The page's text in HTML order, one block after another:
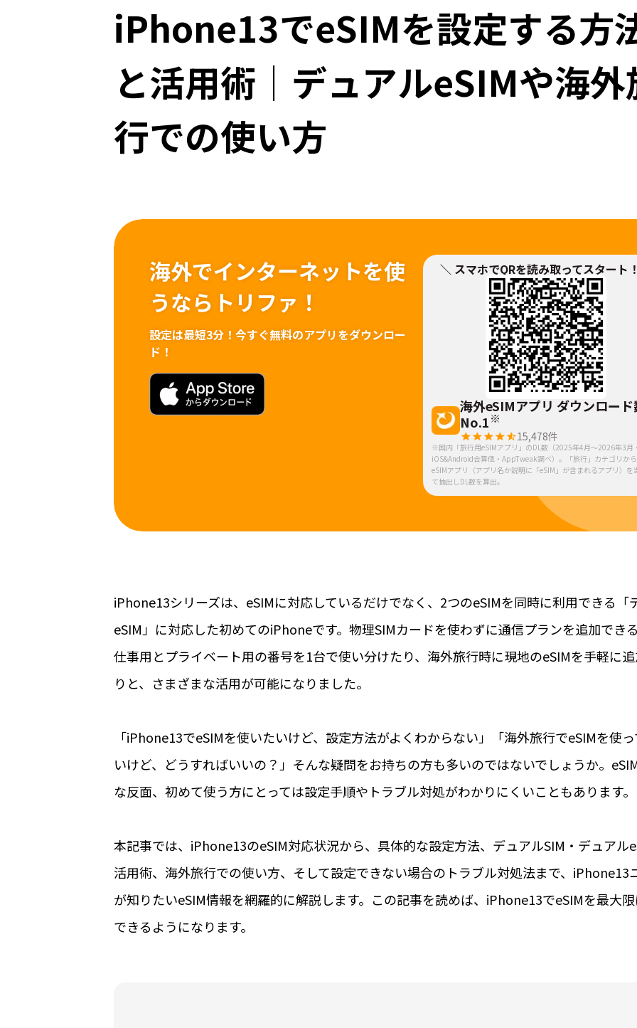
iPhone13でeSIMを設定する方
と活用術｜デュアルeSIMや海外
行での使い方
海外でインターネットを使
うならトリファ！
設定は最短3分！ 今すぐ無料のアプリをダウンロー
ド！
＼ スマホでQRを読み取ってスタート
海外eSIMアプリ ダウンロード
No.1※
15,478件
※国内「旅行用eSIMアプリ」のDL数（2025年4月～2026年3月
iOS&Android合算値・AppTweak調べ）。「旅行」カテゴリか
eSIMアプリ（アプリ名か説明に「eSIM」が含まれるアプリ）を
て抽出しDL数を算出。
iPhone13シリーズは、eSIMに対応しているだけでなく、2つのeSIMを同時に利用できる「
eSIM」に対応した初めてのiPhoneです。物理SIMカードを使わずに通信プランを追加でき
仕事用とプライベート用の番号を1台で使い分けたり、海外旅行時に現地のeSIMを手軽に
りと、さまざまな活用が可能になりました。
「iPhone13でeSIMを使いたいけど、設定方法がよくわからない」「海外旅行でeSIMを使
いけど、どうすればいいの？」そんな疑問をお持ちの方も多いのではないでしょうか。
な反面、初めて使う方にとっては設定手順やトラブル対処がわかりにくいこともあります。
本記事では、iPhone13のeSIM対応状況から、具体的な設定方法、デュアルSIM・デュアル
活用術、海外旅行での使い方、そして設定できない場合のトラブル対処法まで、iPhone13
が知りたいeSIM情報を網羅的に解説します。この記事を読めば、iPhone13でeSIMを最大
できるようになります。